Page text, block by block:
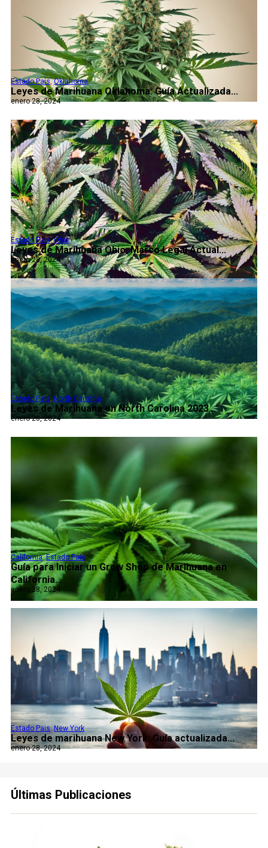
Leyes de Marihuana Oklahoma: Guía Actualizada...
Estado Pais,Oklahoma
enero 28, 2024
Leyes de Marihuana Ohio: Marco Legal Actual...
Estado Pais,Ohio
enero 28, 2024
Leyes de Marihuana en North Carolina 2023...
Estado Pais,North Carolina
enero 28, 2024
Guía para Iniciar un Grow Shop de Marihuana en
California...
California,Estado Pais
enero 28, 2024
Leyes de marihuana New York: Guía actualizada...
Estado Pais,New York
enero 28, 2024
Últimas Publicaciones